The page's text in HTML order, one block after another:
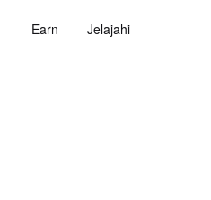
Earn Jelajahi